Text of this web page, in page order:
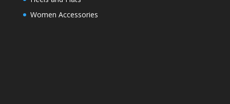
Women Accessories